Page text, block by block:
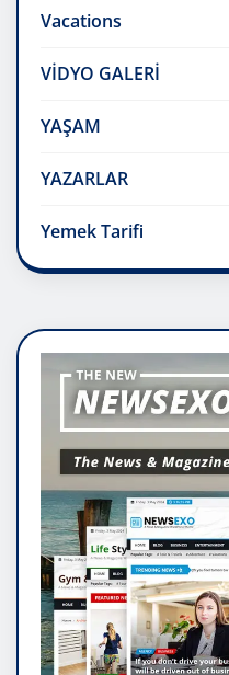
Vacations
VİDYO GALERİ
YAŞAM
YAZARLAR
Yemek Tarifi